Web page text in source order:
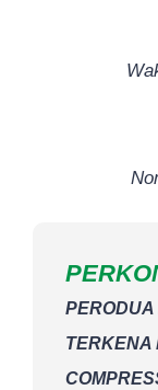
TERKENA